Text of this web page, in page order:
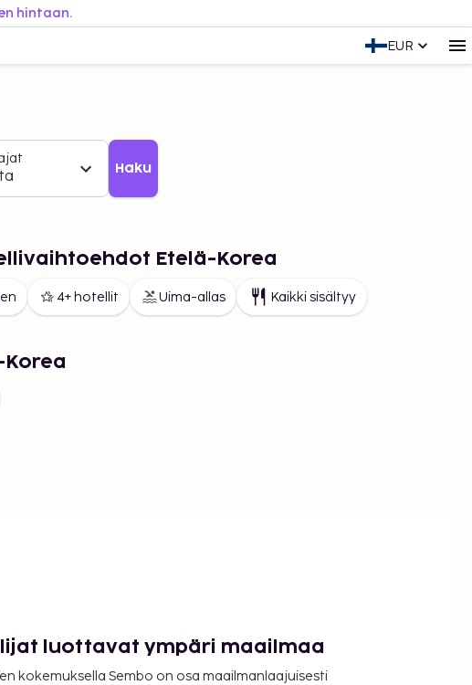
hintaan.
EUR
Haku
Etelä-Korea
4+ hotellit Uima-allas Kaikki sisältyy
luottavat ympäri maailmaa
kokemuksella Sembo on osa maailmanlaajuisesti